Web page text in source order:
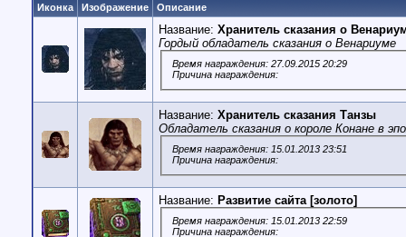
Иконка Изображение Описание
Название: Хранитель сказания о
Гордый обладатель сказания о Венариуме
Время награждения: 27.09.2015 20:29
Причина награждения:
Название: Хранитель сказания Танзы
Обладатель сказания о короле Конане в
Время награждения: 15.01.2013 23:51
Причина награждения:
Название: Развитие сайта [золото]
Время награждения: 15.01.2013 22:59
Причина награждения: